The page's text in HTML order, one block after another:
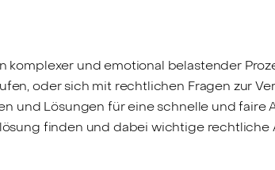
und emotional belastender
oder sich mit rechtlichen Fragen zur
und Lösungen für eine schnelle und faire
finden und dabei wichtige rechtliche